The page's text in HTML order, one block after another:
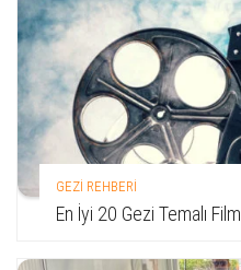
GEZİ REHBERİ
En İyi 20 Gezi Temalı Film